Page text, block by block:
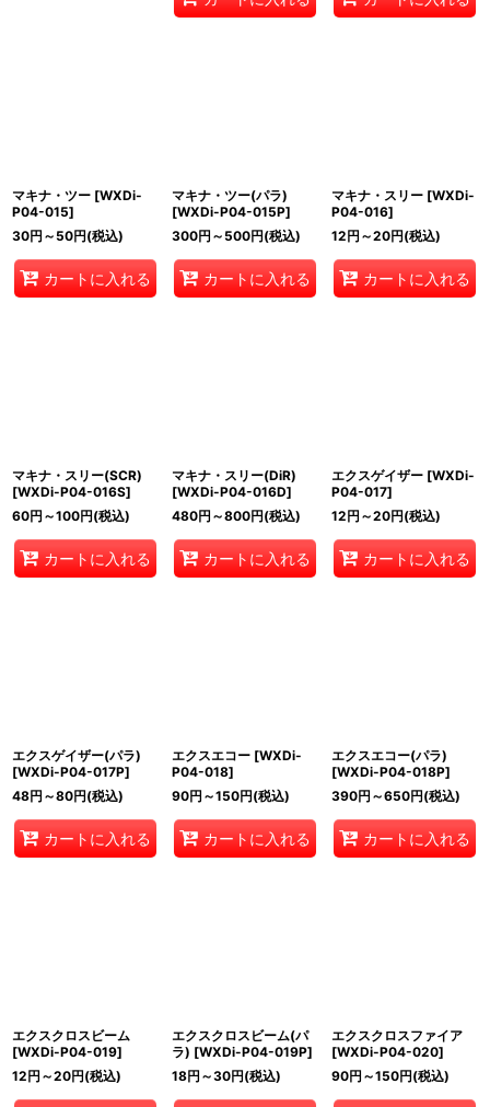
マキナ・ツー [WXDi-
P04-015]
30円 ～50円(税込)
カートに入れる
マキナ・ツー(パラ)
[WXDi-P04-015P]
300円 ～500円(税込)
カートに入れる
マキナ・スリー [WXDi-
P04-016]
12円 ～20円(税込)
カートに入れる
マキナ・スリー(SCR)
[WXDi-P04-016S]
60円 ～100円(税込)
カートに入れる
マキナ・スリー(DiR)
[WXDi-P04-016D]
480円 ～800円(税込)
カートに入れる
エクスゲイザー [WXDi-
P04-017]
12円 ～20円(税込)
カートに入れる
エクスゲイザー(パラ)
[WXDi-P04-017P]
48円 ～80円(税込)
カートに入れる
エクスエコー [WXDi-
P04-018]
90円 ～150円(税込)
カートに入れる
エクスエコー(パラ)
[WXDi-P04-018P]
390円 ～650円(税込)
カートに入れる
エクスクロスビーム
[WXDi-P04-019]
12円 ～20円(税込)
エクスクロスビーム(パ
ラ) [WXDi-P04-019P]
18円 ～30円(税込)
エクスクロスファイア
[WXDi-P04-020]
90円 ～150円(税込)